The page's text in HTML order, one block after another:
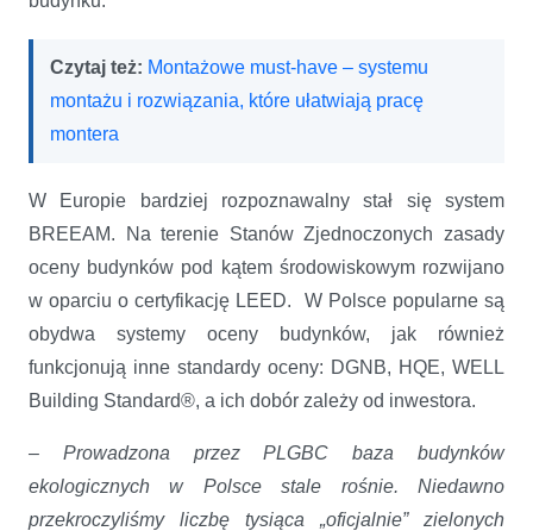
Czytaj też: Montażowe must-have – systemu
montażu i rozwiązania, które ułatwiają pracę
montera
W Europie bardziej rozpoznawalny stał się system
BREEAM. Na terenie Stanów Zjednoczonych zasady
oceny budynków pod kątem środowiskowym rozwijano
w oparciu o certyfikację LEED. W Polsce popularne są
obydwa systemy oceny budynków, jak również
funkcjonują inne standardy oceny: DGNB, HQE, WELL
Building Standard®, a ich dobór zależy od inwestora.
– Prowadzona przez PLGBC baza budynków
ekologicznych w Polsce stale rośnie. Niedawno
przekroczyliśmy liczbę tysiąca „oficjalnie” zielonych